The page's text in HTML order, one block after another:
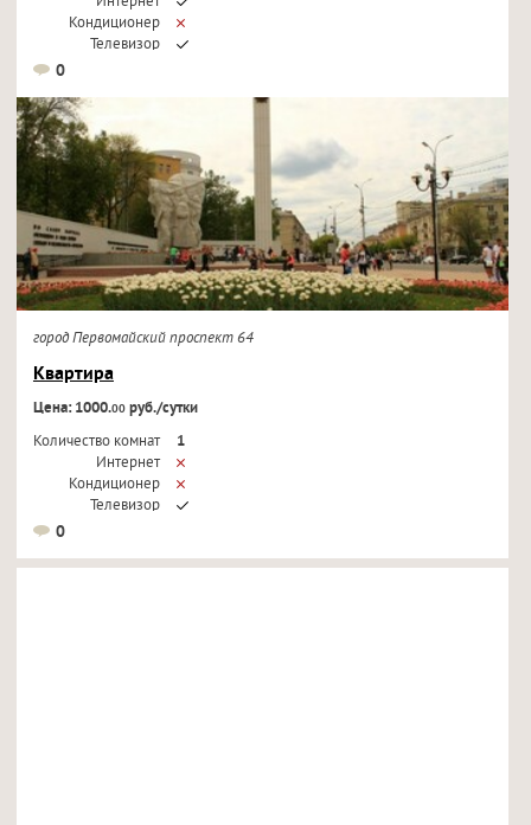
Кондиционер
Телевизор
0
город Первомайский проспект 64
Квартира
Цена: 1000.00руб./сутки
Количество комнат
1
Интернет
Кондиционер
Телевизор
0